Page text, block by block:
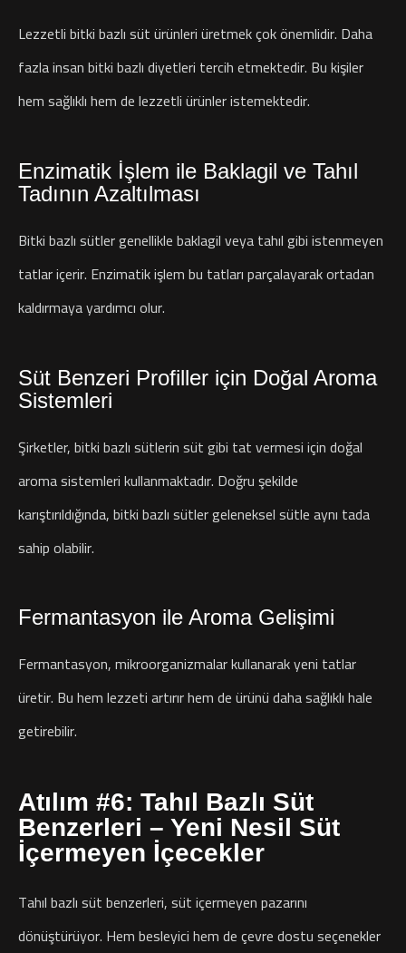
Lezzetli bitki bazlı süt ürünleri üretmek çok önemlidir. Daha
fazla insan bitki bazlı diyetleri tercih etmektedir. Bu kişiler
hem sağlıklı hem de lezzetli ürünler istemektedir.
Enzimatik İşlem ile Baklagil ve Tahıl
Tadının Azaltılması
Bitki bazlı sütler genellikle baklagil veya tahıl gibi istenmeyen
tatlar içerir. Enzimatik işlem bu tatları parçalayarak ortadan
kaldırmaya yardımcı olur.
Süt Benzeri Profiller için Doğal Aroma
Sistemleri
Şirketler, bitki bazlı sütlerin süt gibi tat vermesi için doğal
aroma sistemleri kullanmaktadır. Doğru şekilde
karıştırıldığında, bitki bazlı sütler geleneksel sütle aynı tada
sahip olabilir.
Fermantasyon ile Aroma Gelişimi
Fermantasyon, mikroorganizmalar kullanarak yeni tatlar
üretir. Bu hem lezzeti artırır hem de ürünü daha sağlıklı hale
getirebilir.
Atılım #6: Tahıl Bazlı Süt
Benzerleri – Yeni Nesil Süt
İçermeyen İçecekler
Tahıl bazlı süt benzerleri, süt içermeyen pazarını
dönüştürüyor. Hem besleyici hem de çevre dostu seçenekler